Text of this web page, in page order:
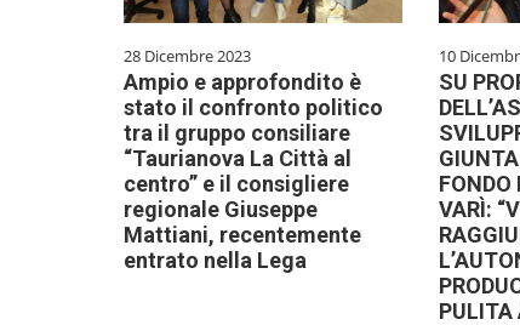
28 Dicembre 2023
Ampio e approfondito è
stato il confronto politico
tra il gruppo consiliare
“Taurianova La Città al
centro” e il consigliere
regionale Giuseppe
Mattiani, recentemente
entrato nella Lega
10
SU
FONDO
VARÌ:
PULITA